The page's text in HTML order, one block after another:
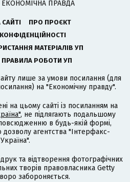
ЕКОНОМІЧНА ПРАВДА
ПРО ПРОЄКТ
МАТЕРІАЛІВ УП
ПРАВИЛА РОБОТИ УП
лише за умови посилання (для
на "Економічну правду".
на цьому сайті із посиланням на
, не підлягають подальшому
в будь-якій формі,
агентства "Інтерфакс-
Україна".
та відтворення фотографічних
творів правовласника Getty
забороняється.